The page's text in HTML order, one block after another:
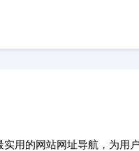
用的网站网址导航，为用